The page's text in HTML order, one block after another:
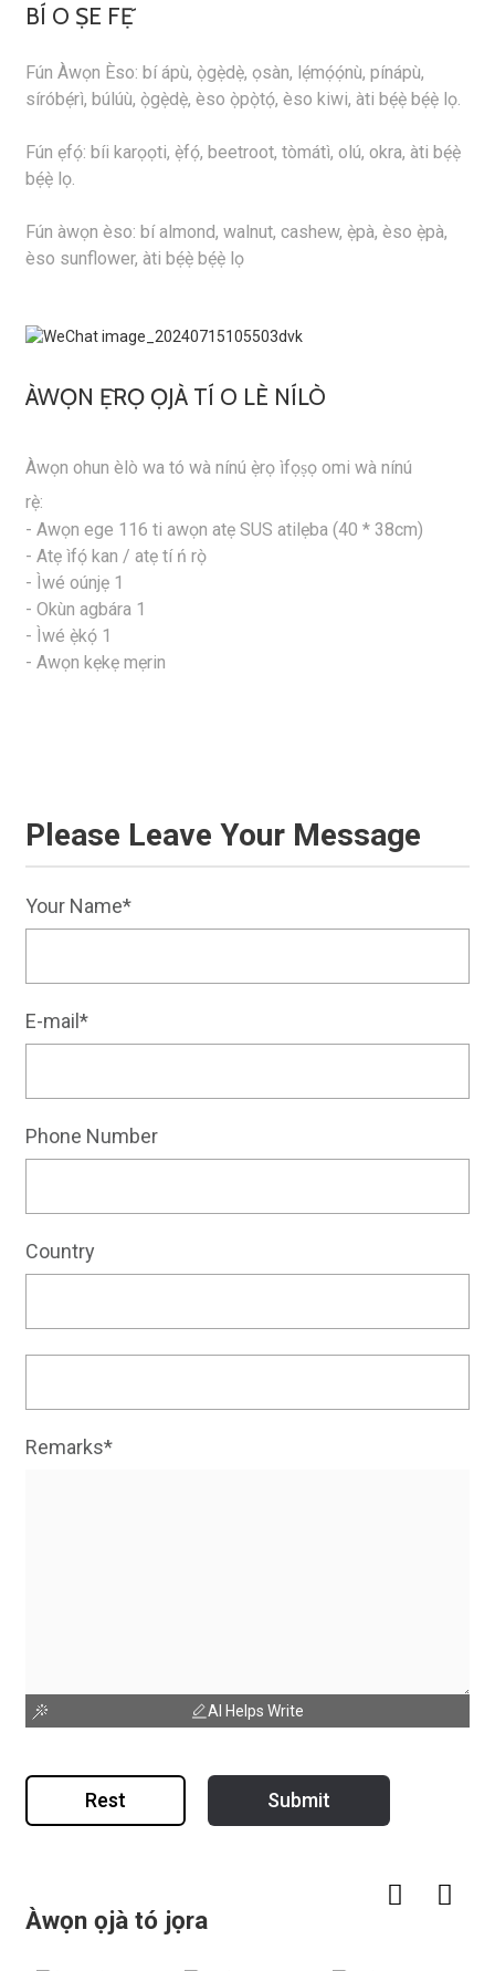
BÍ O ṢE FẸ́
Fún Àwọn Èso: bí ápù, ọ̀gẹ̀dẹ̀, ọsàn, lẹ́mọ́ọ́nù, pínápù,
síróbẹ́rì, búlúù, ọ̀gẹ̀dẹ̀, èso ọ̀pọ̀tọ́, èso kiwi, àti bẹ́ẹ̀ bẹ́ẹ̀ lọ.
Fún ẹfọ́: bíi karọọti, ẹ̀fọ́, beetroot, tòmátì, olú, okra, àti bẹ́ẹ̀
bẹ́ẹ̀ lọ.
Fún àwọn èso: bí almond, walnut, cashew, ẹ̀pà, èso ẹ̀pà,
èso sunflower, àti bẹ́ẹ̀ bẹ́ẹ̀ lọ
ÀWỌN Ẹ̀RỌ ỌJÀ TÍ O LÈ NÍLÒ
Àwọn ohun èlò wa tó wà nínú ẹ̀rọ ìfọṣọ omi wà nínú
rẹ̀:
- Awọn ege 116 ti awọn atẹ SUS atilẹba (40 * 38cm)
- Atẹ ìfọ́ kan / atẹ tí ń rọ̀
- Ìwé oúnjẹ 1
- Okùn agbára 1
- Ìwé ẹ̀kọ́ 1
- Awọn kẹkẹ mẹrin
Please Leave Your Message
Your Name*
E-mail*
Phone Number
Country
Remarks*
AI Helps Write
Rest Submit
Àwọn ọjà tó jọra